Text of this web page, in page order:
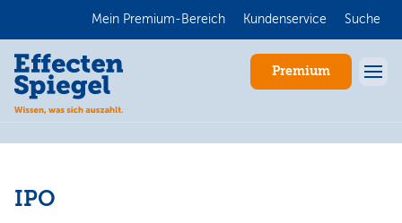
Mein Premium-Bereich Kundenservice Suche
Premium
IPO